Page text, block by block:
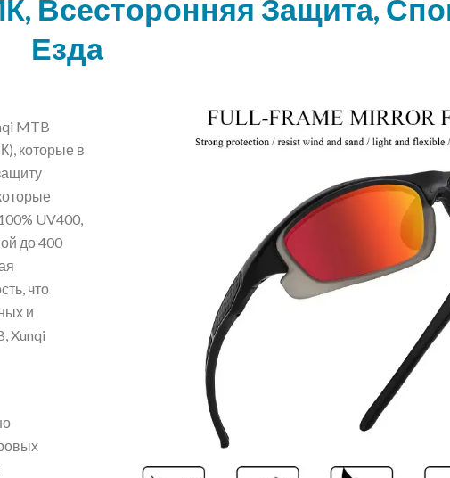
Всесторонняя Защита,
Езда
MTB
которые в
UV400,
до 400
что
и
Xunqi